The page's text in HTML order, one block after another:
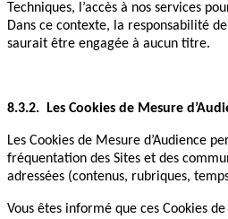
Techniques, l’accès à nos services
Dans ce contexte, la responsabilité
saurait être engagée à aucun titre.
8.3.2. Les Cookies de Mesure
Les Cookies de Mesure d’Audience
fréquentation des Sites et des
adressées (contenus, rubriques,
Vous êtes informé que ces Cookies